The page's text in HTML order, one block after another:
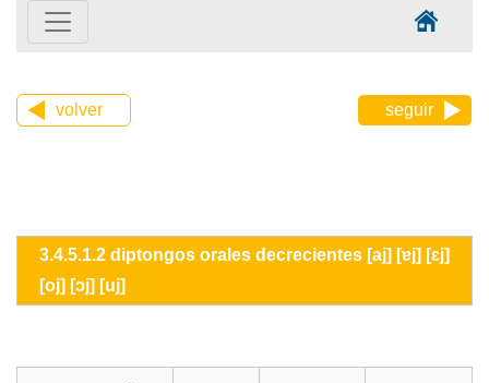
volver seguir
3.4.5.1.2 diptongos orales decrecientes [aj] [ɐj] [ɛj]
[oj] [ɔj] [uj]